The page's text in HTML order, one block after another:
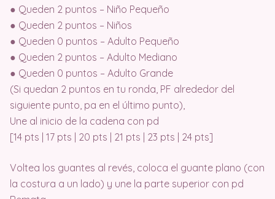
● Queden 2 puntos – Niño Pequeño
● Queden 2 puntos – Niños
● Queden 0 puntos – Adulto Pequeño
● Queden 2 puntos – Adulto Mediano
● Queden 0 puntos – Adulto Grande
(Si quedan 2 puntos en tu ronda, PF alrededor del
siguiente punto, pa en el último punto),
Une al inicio de la cadena con pd
[14 pts | 17 pts | 20 pts | 21 pts | 23 pts | 24 pts]
Voltea los guantes al revés, coloca el guante plano (con
la costura a un lado) y une la parte superior con pd